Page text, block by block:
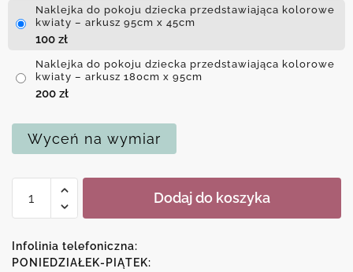
Naklejka do pokoju dziecka przedstawiająca kolorowe
kwiaty – arkusz 95cm x 45cm
100 zł
Naklejka do pokoju dziecka przedstawiająca kolorowe
kwiaty – arkusz 180cm x 95cm
200 zł
Wyceń na wymiar
Naklejka
pokoju
dziecka
Dodaj do koszyka
Infolinia telefoniczna:
PONIEDZIAŁEK-PIĄTEK: